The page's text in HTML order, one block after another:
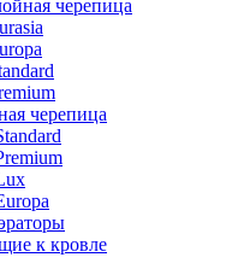
черепица
черепица
к кровле